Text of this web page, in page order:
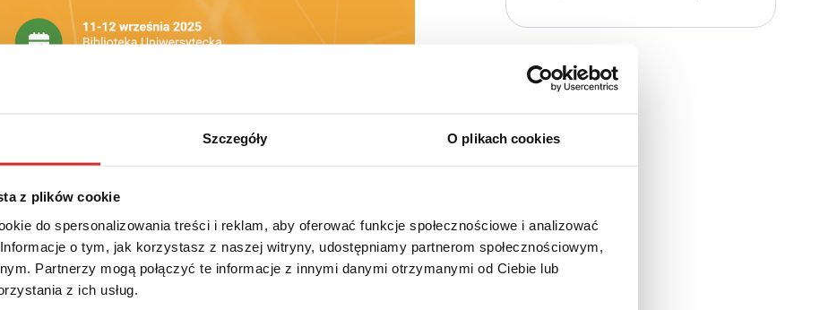
Szczegóły O plikach cookies
z plików cookie
do spersonalizowania treści i reklam, aby oferować funkcje społecznościowe i analizować
o tym, jak korzystasz z naszej witryny, udostępniamy partnerom społecznościowym,
Partnerzy mogą połączyć te informacje z innymi danymi otrzymanymi od Ciebie lub
z ich usług.
transformacji” to ogólnopolska konferencja naukowa zaplanowana na
Uniwersytecka im. Jerzego Giedroycia w Białymstoku.
bibliotek naukowych oraz instytutów bibliotekoznawstwa